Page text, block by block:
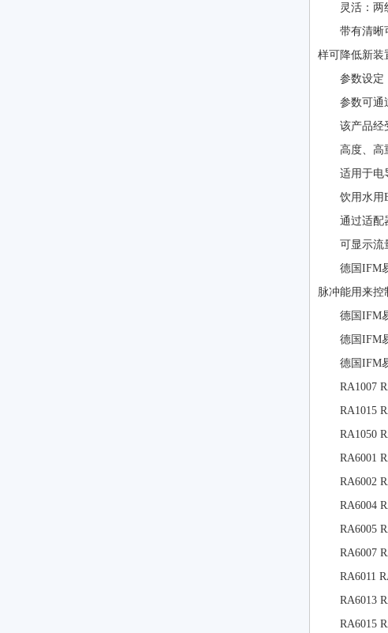
灵活：两
带有清晰
样可降低新装
参数设定
参数可通
该产品经
高度、高
适用于电
饮用水用
通过适配
可显示流
德国IFM
脉冲能用来控
德国IFM
德国IFM
德国IFM
RA1007
RA1015
RA1050
RA6001
RA6002
RA6004
RA6005
RA6007
RA6011
RA6013
RA6015